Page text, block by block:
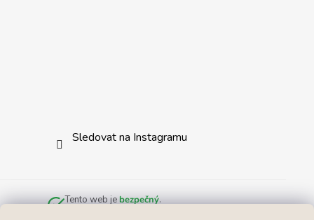
Sledovat na Instagramu
Tento web jebezpečný.